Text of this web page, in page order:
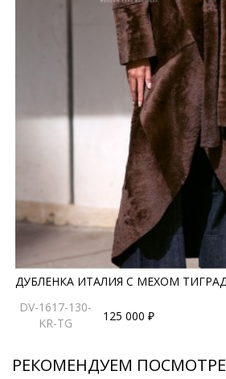
Большой выбор размеров (42-72)
женщине подобрать подходящую
*описание несет информационный
правила ухода могут быть
ДУБЛЕНКА ИТАЛИЯ С МЕХОМ
DV-1617-130-
KR-TG
125 000 ₽
РЕКОМЕНДУЕМ